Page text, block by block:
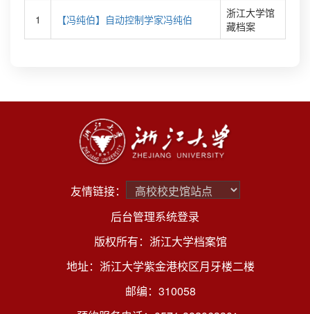
1 【冯纯伯】自动控制学家冯纯伯
浙江大学馆
藏档案
友情链接：
后台管理系统登录
版权所有：浙江大学档案馆
地址：浙江大学紫金港校区月牙楼二楼
邮编：310058